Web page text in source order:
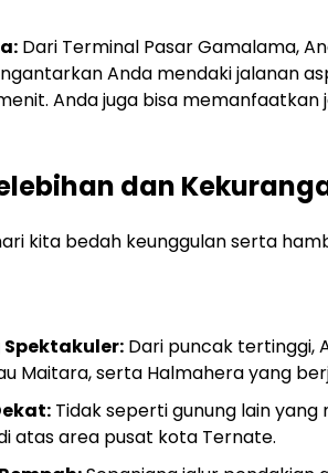
Dari Terminal Pasar Gamalama,
Anda mendaki jalanan
Anda juga bisa
dan
kita bedah keunggulan serta
Dari puncak tertinggi,
Maitara, serta Halmahera yang
Tidak seperti gunung lain
atas area pusat kota Ternate.